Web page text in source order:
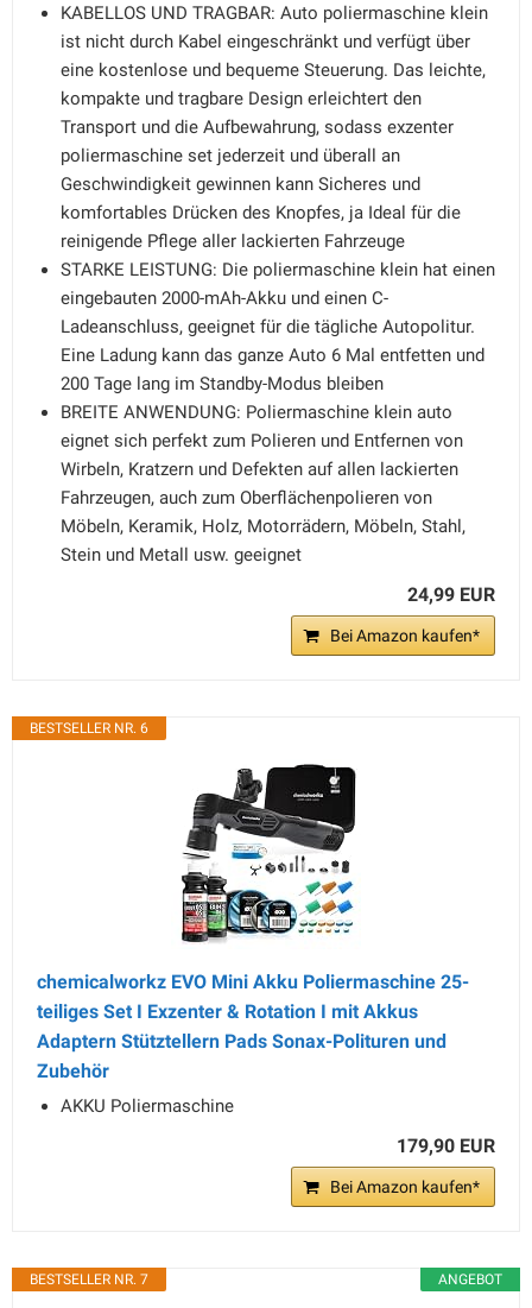
KABELLOS UND TRAGBAR: Auto poliermaschine klein
ist nicht durch Kabel eingeschränkt und verfügt über
eine kostenlose und bequeme Steuerung. Das leichte,
kompakte und tragbare Design erleichtert den
Transport und die Aufbewahrung, sodass exzenter
poliermaschine set jederzeit und überall an
Geschwindigkeit gewinnen kann Sicheres und
komfortables Drücken des Knopfes, ja Ideal für die
reinigende Pflege aller lackierten Fahrzeuge
STARKE LEISTUNG: Die poliermaschine klein hat einen
eingebauten 2000-mAh-Akku und einen C-
Ladeanschluss, geeignet für die tägliche Autopolitur.
Eine Ladung kann das ganze Auto 6 Mal entfetten und
200 Tage lang im Standby-Modus bleiben
BREITE ANWENDUNG: Poliermaschine klein auto
eignet sich perfekt zum Polieren und Entfernen von
Wirbeln, Kratzern und Defekten auf allen lackierten
Fahrzeugen, auch zum Oberflächenpolieren von
Möbeln, Keramik, Holz, Motorrädern, Möbeln, Stahl,
Stein und Metall usw. geeignet
24,99 EUR
Bei Amazon kaufen*
BESTSELLER NR. 6
chemicalworkz EVO Mini Akku Poliermaschine 25-
teiliges Set I Exzenter & Rotation I mit Akkus
Adaptern Stütztellern Pads Sonax-Polituren und
Zubehör
AKKU Poliermaschine
179,90 EUR
Bei Amazon kaufen*
ANGEBOT
BESTSELLER NR. 7